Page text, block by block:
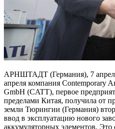
АРНШТАДТ (Германия), 7
апреля компания Contemporary
GmbH (CATT), первое
пределами Китая, получила от
земли Тюрингии (Германия)
ввод в эксплуатацию нового
аккумуляторных элементов.